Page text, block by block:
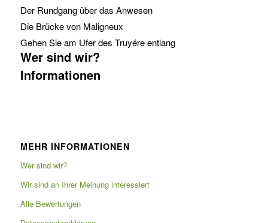
Der Rundgang über das Anwesen
Die Brücke von Maligneux
Gehen Sie am Ufer des Truyére entlang
Wer sind wir?
Informationen
MEHR INFORMATIONEN
Wer sind wir?
Wir sind an Ihrer Meinung interessiert
Alle Bewertungen